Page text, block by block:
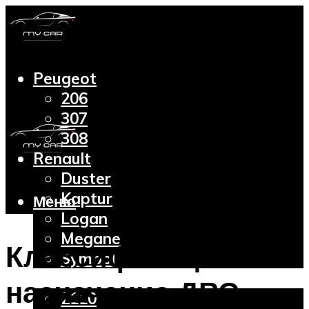
Peugeot
206
307
308
Renault
Duster
Kaptur
Logan
Megane
Symbol
2110
Меню
Классификация и
назначение ДВС